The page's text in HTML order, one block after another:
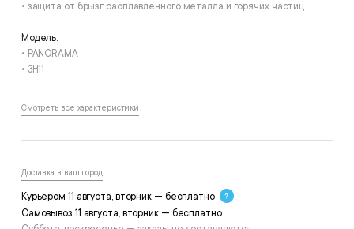
• защита от брызг расплавленного металла и горячих частиц
Модель:
• PANORAMA
• ЗН11
Смотреть все характеристики
Доставка в ваш город
Курьером 11 августа, вторник — бесплатно
Самовывоз 11 августа, вторник — бесплатно